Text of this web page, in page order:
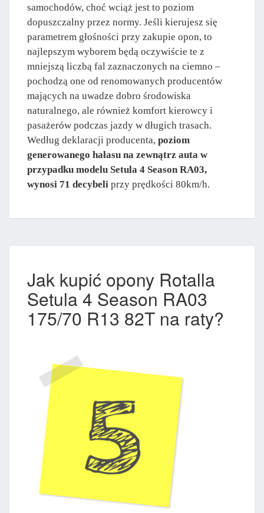
samochodów, choć wciąż jest to poziom
dopuszczalny przez normy. Jeśli kierujesz się
parametrem głośności przy zakupie opon, to
najlepszym wyborem będą oczywiście te z
mniejszą liczbą fal zaznaczonych na ciemno –
pochodzą one od renomowanych producentów
mających na uwadze dobro środowiska
naturalnego, ale również komfort kierowcy i
pasażerów podczas jazdy w długich trasach.
Według deklaracji producenta, poziom
generowanego hałasu na zewnątrz auta w
przypadku modelu Setula 4 Season RA03,
wynosi 71 decybeli przy prędkości 80km/h.
Jak kupić opony Rotalla
Setula 4 Season RA03
175/70 R13 82T na raty?